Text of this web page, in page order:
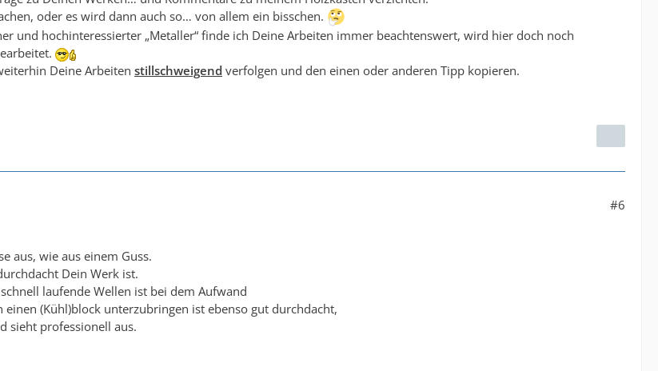
oder es wird dann auch so… von allem ein bisschen.
und hochinteressierter „Metaller“ finde ich Deine Arbeiten immer beachtenswert, wird hier doch noch
Deine Arbeiten stillschweigend verfolgen und den einen oder anderen Tipp kopieren.
#6
aus, wie aus einem Guss.
Dein Werk ist.
laufende Wellen ist bei dem Aufwand
(Kühl)block unterzubringen ist ebenso gut durchdacht,
sieht professionell aus.